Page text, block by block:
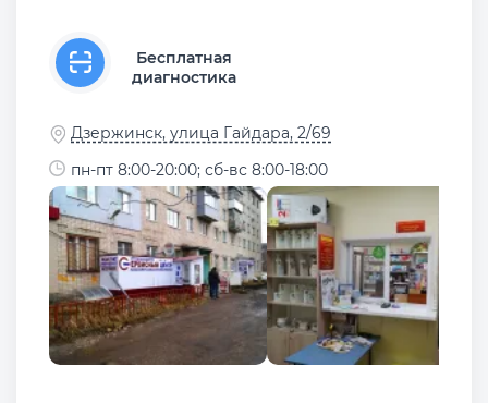
Бесплатная
диагностика
Дзержинск, улица Гайдара, 2/69
пн-пт 8:00-20:00; сб-вс 8:00-18:00